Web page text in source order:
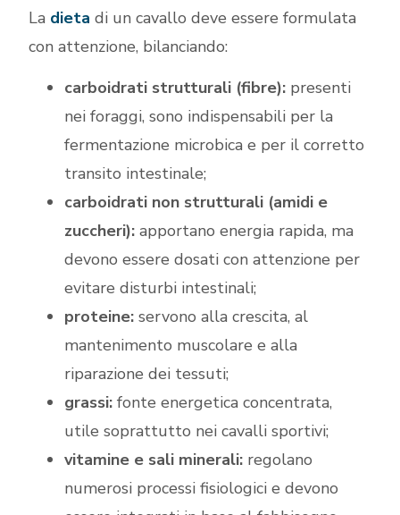
La dieta di un cavallo deve essere formulata
con attenzione, bilanciando:
carboidrati strutturali (fibre): presenti
nei foraggi, sono indispensabili per la
fermentazione microbica e per il corretto
transito intestinale;
carboidrati non strutturali (amidi e
zuccheri): apportano energia rapida, ma
devono essere dosati con attenzione per
evitare disturbi intestinali;
proteine: servono alla crescita, al
mantenimento muscolare e alla
riparazione dei tessuti;
grassi: fonte energetica concentrata,
utile soprattutto nei cavalli sportivi;
vitamine e sali minerali: regolano
numerosi processi fisiologici e devono